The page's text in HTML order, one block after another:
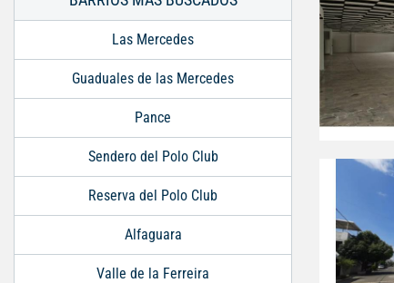
Las Mercedes
Guaduales de las Mercedes
Pance
Sendero del Polo Club
Reserva del Polo Club
Alfaguara
Valle de la Ferreira